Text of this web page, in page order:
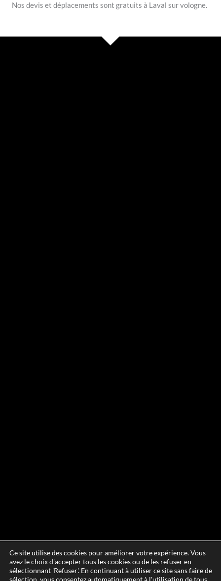
Nos devis et déplacements sont gratuits à Laval sur vologne.
Ce site utilise des cookies pour améliorer votre expérience. Vous
avez le choix d'accepter tous les cookies ou de les refuser en
sélectionnant 'Refuser'. En continuant à utiliser ce site sans faire de
sélection, vous consentez automatiquement à l'utilisation de tous